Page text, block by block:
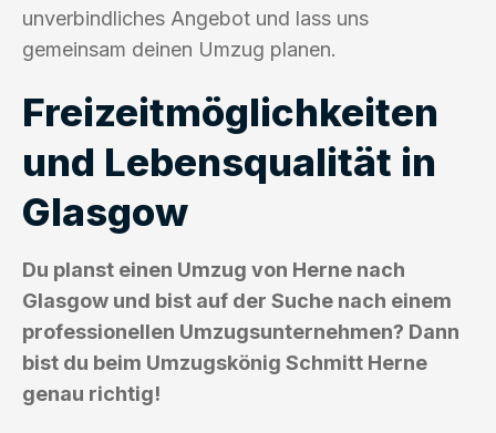
unverbindliches Angebot und lass uns
gemeinsam deinen Umzug planen.
Freizeitmöglichkeiten
und Lebensqualität in
Glasgow
Du planst einen Umzug von Herne nach
Glasgow und bist auf der Suche nach einem
professionellen Umzugsunternehmen? Dann
bist du beim Umzugskönig Schmitt Herne
genau richtig!